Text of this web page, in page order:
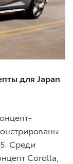
для Japan
Среди
Corolla,